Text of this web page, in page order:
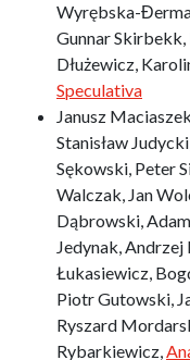
Wyrębska-
Gunnar
Dłużewicz,
Speculativa
Janusz
Stanisław
Sękowski, Peter
Walczak, Jan
Dąbrowski,
Jedynak,
Łukasiewicz,
Piotr Gutowski,
Ryszard
Rybarkiewicz,